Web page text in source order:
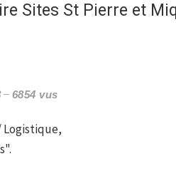
Sites St Pierre et
6854 vus
Logistique,